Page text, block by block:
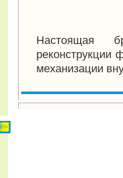
Настоящая
реконструкции
механизации